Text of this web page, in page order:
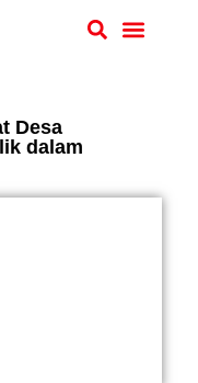
Desa
dalam